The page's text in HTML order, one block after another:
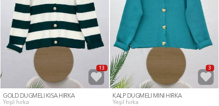
13
GOLD DÜĞMELİ KISA HIRKA
yeşil hırka
3
KALP DÜĞMELİ MİNİ HIRKA
yeşil hırka